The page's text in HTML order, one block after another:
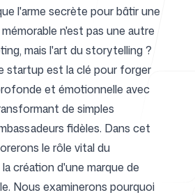
l'arme secrète pour bâtir une
n'est pas une autre
mais l'art du storytelling ?
startup est la clé pour forger
et émotionnelle avec
de simples
fidèles. Dans cet
le rôle vital du
création d'une marque de
Nous examinerons pourquoi